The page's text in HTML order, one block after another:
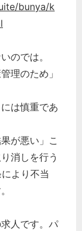
bunya/k
のでは。
理のため」
は慎重であ
が悪い」こ
消しを行う
より不当
人です。パ